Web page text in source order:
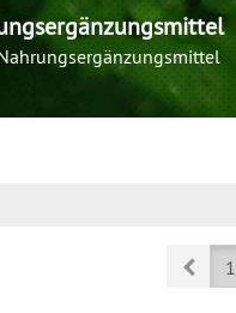
Prev1